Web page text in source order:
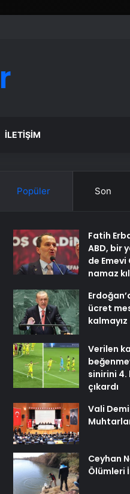
İLETIŞIM
Popüler Son
Fatih
ABD, bir
de Emevi
namaz
ücret
kalmayız
Verilen
sinirini 4.
çıkardı
Vali
Ceyhan
Ölümleri